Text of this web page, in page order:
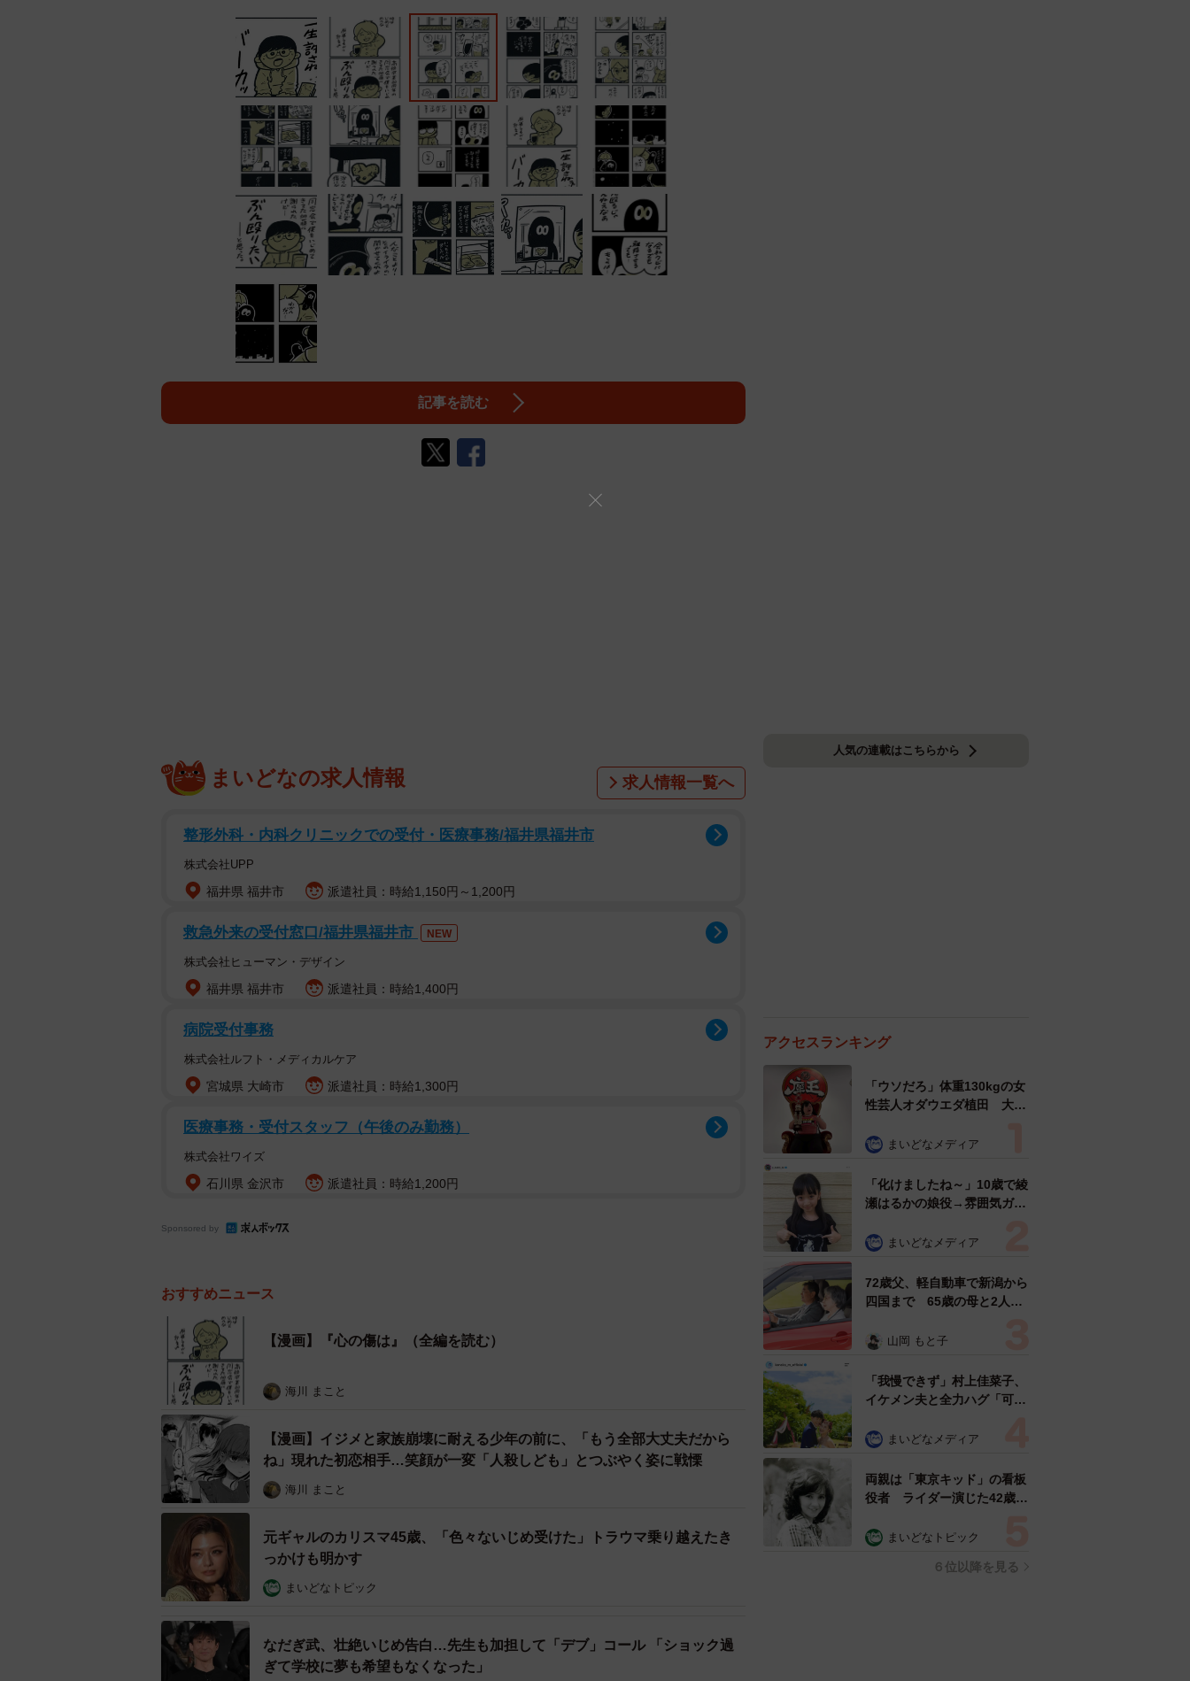
記事を読む
まいどなの求人情報 求人情報一覧へ
整形外科・内科クリニックでの受付・医療事務/福井県福井市
株式会社UPP
福井県 福井市 派遣社員：時給1,150円～1,200円
救急外来の受付窓口/福井県福井市 NEW
株式会社ヒューマン・デザイン
福井県 福井市 派遣社員：時給1,400円
病院受付事務
株式会社ルフト・メディカルケア
宮城県 大崎市 派遣社員：時給1,300円
医療事務・受付スタッフ（午後のみ勤務）
株式会社ワイズ
石川県 金沢市 派遣社員：時給1,200円
Sponsored by
おすすめニュース
【漫画】『心の傷は』（全編を読む）
海川 まこと
【漫画】イジメと家族崩壊に耐える少年の前に、「もう全部大丈夫だから
ね」現れた初恋相手…笑顔が一変「人殺しども」とつぶやく姿に戦慄
海川 まこと
元ギャルのカリスマ45歳、「色々ないじめ受けた」トラウマ乗り越えたき
っかけも明かす
まいどなトピック
なだぎ武、壮絶いじめ告白…先生も加担して「デブ」コール 「ショック過
ぎて学校に夢も希望もなくなった」
人気の連載はこちらから
アクセスランキング
「ウソだろ」体重130kgの女
性芸人オダウエダ植田 大学
で」 まいどなメディア
「化けましたね～」10歳で綾
瀬はるかの娘役→雰囲気ガラ
雰囲気が」「宝塚に入れそ
まいどなメディア
72歳父、軽自動車で新潟から
四国まで 65歳の母と2人で
憩まで分刻み… 「大学生で
山岡 もと子
「我慢できず」村上佳菜子、
イケメン夫と全力ハグ「可愛
まいどなメディア
両親は「東京キッド」の看板
役者 ライダー演じた42歳元
ングフォト」計画を明言
まいどなトピック
６位以降を見る